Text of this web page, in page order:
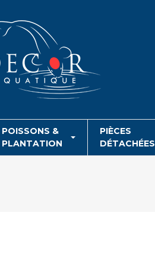
POISSONS &
PLANTATION
PIÈCES
DÉTACHÉES